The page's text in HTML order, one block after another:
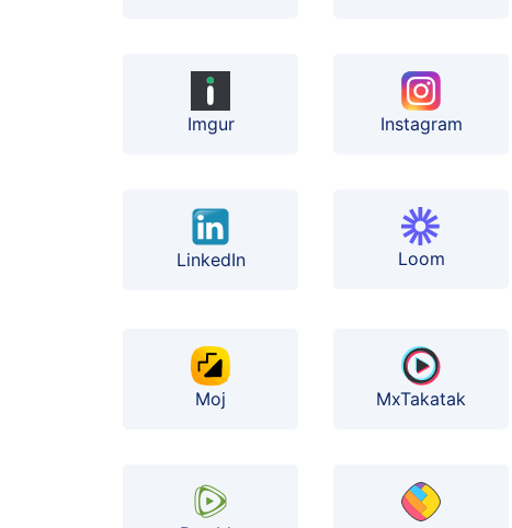
Imgur Instagram
LinkedIn Loom
Moj MxTakatak